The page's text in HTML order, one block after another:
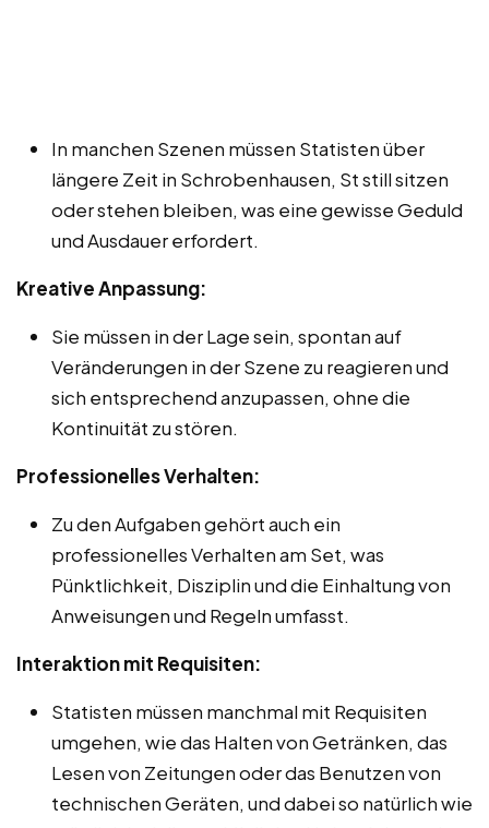
In manchen Szenen müssen Statisten über
längere Zeit in Schrobenhausen, St still sitzen
oder stehen bleiben, was eine gewisse Geduld
und Ausdauer erfordert.
Kreative Anpassung:
Sie müssen in der Lage sein, spontan auf
Veränderungen in der Szene zu reagieren und
sich entsprechend anzupassen, ohne die
Kontinuität zu stören.
Professionelles Verhalten:
Zu den Aufgaben gehört auch ein
professionelles Verhalten am Set, was
Pünktlichkeit, Disziplin und die Einhaltung von
Anweisungen und Regeln umfasst.
Interaktion mit Requisiten:
Statisten müssen manchmal mit Requisiten
umgehen, wie das Halten von Getränken, das
Lesen von Zeitungen oder das Benutzen von
technischen Geräten, und dabei so natürlich wie